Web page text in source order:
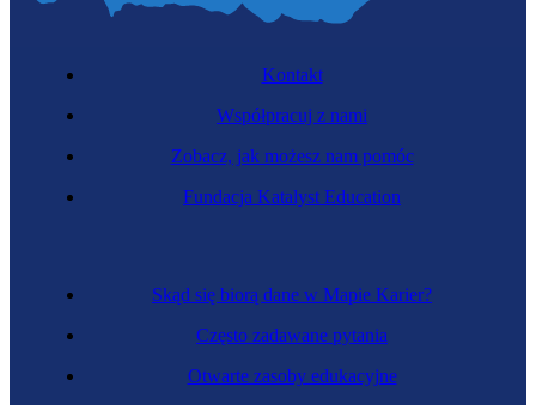
Skąd się biorą dane w Mapie Karier?
Często zadawane pytania
Otwarte zasoby edukacyjne
Kontakt
Współpracuj z nami
Zobacz, jak możesz nam pomóc
Fundacja Katalyst Education